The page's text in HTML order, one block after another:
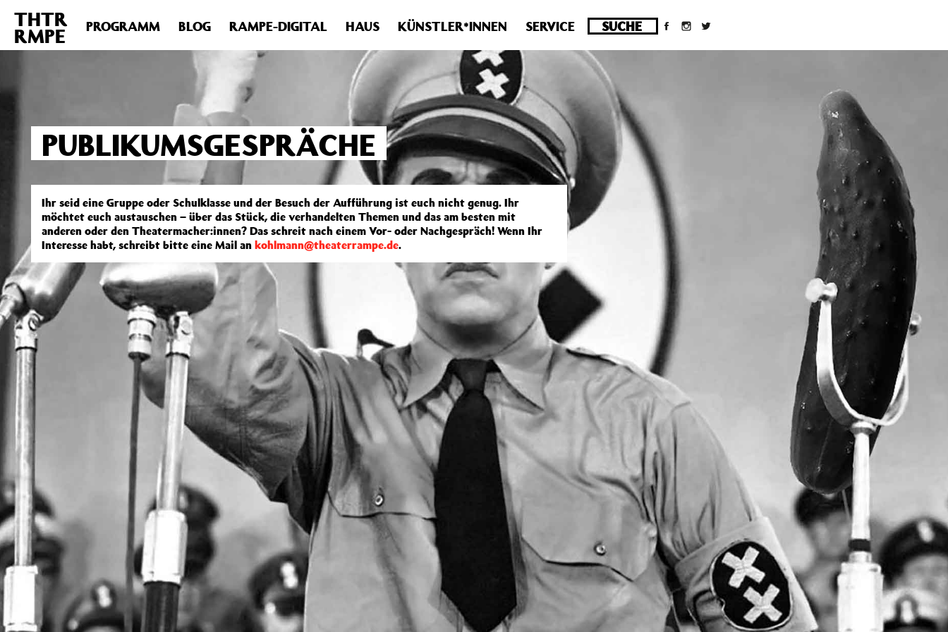
Deprecated : Die Funktion post_permalink ist seit Version 4.4.0 veraltet! Verwende stattdessen get_permalink(). in /homepages/10/d43051023/htdocs/wordpress/wp-
includes/functions.phpon line6031
THTR
RMPE PROGRAMM BLOG RAMPE-DIGITAL HAUS KÜNSTLER*INNEN SERVICE
PUBLIKUMSGESPRÄCHE
Ihr seid eine Gruppe oder Schulklasse und der Besuch der Aufführung ist euch nicht genug. Ihr
möchtet euch austauschen – über das Stück, die verhandelten Themen und das am besten mit
anderen oder den Theatermacher:innen? Das schreit nach einem Vor- oder Nachgespräch! Wenn Ihr
Interesse habt, schreibt bitte eine Mail an kohlmann@theaterrampe.de.